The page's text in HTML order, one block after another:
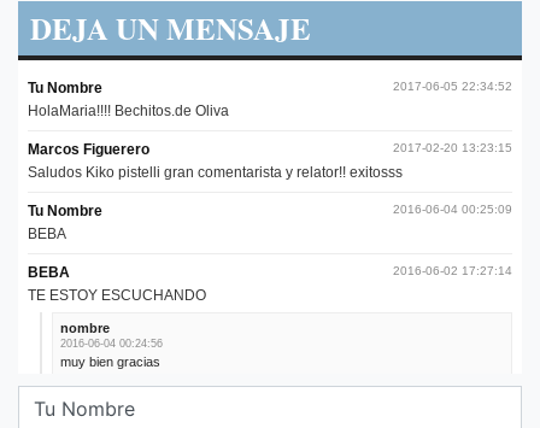
DEJA UN MENSAJE